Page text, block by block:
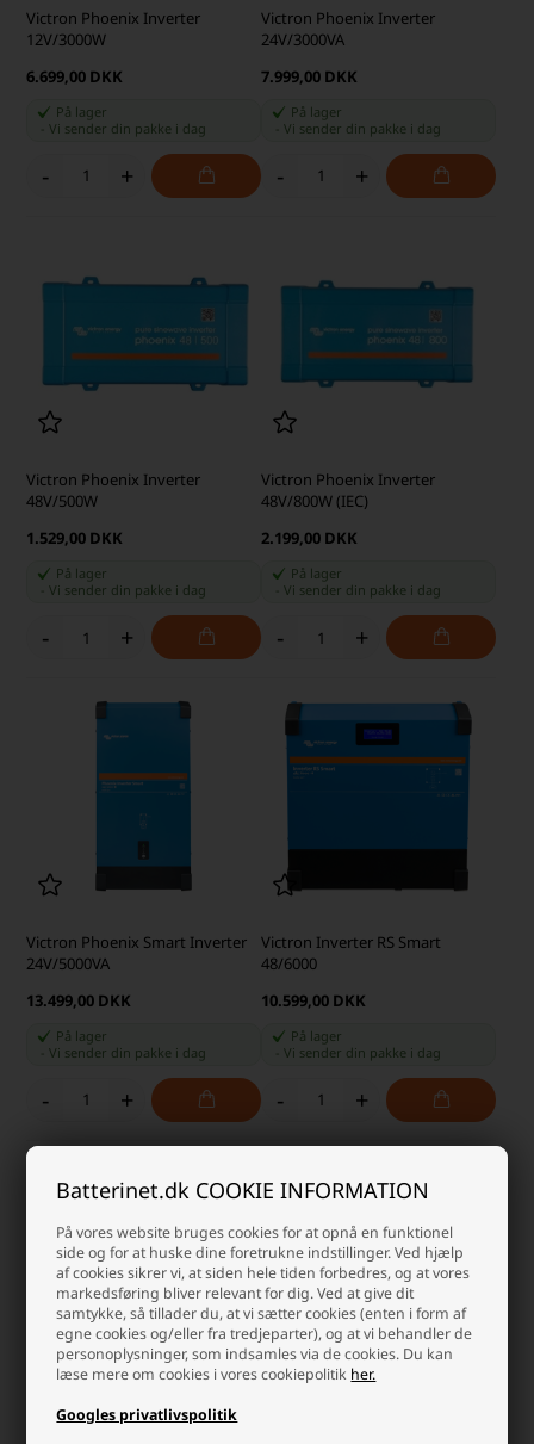
Batterinet.dk COOKIE INFORMATION
På vores website bruges cookies for at opnå en funktionel
side og for at huske dine foretrukne indstillinger. Ved hjælp
af cookies sikrer vi, at siden hele tiden forbedres, og at vores
markedsføring bliver relevant for dig. Ved at give dit
samtykke, så tillader du, at vi sætter cookies (enten i form af
egne cookies og/eller fra tredjeparter), og at vi behandler de
personoplysninger, som indsamles via de cookies. Du kan
læse mere om cookies i vores cookiepolitik her.
Googles privatlivspolitik
Victron Phoenix Inverter
12V/3000W
6.699,00 DKK
På lager
-Vi sender din pakke i dag
- +
Victron Phoenix Inverter
24V/3000VA
7.999,00 DKK
På lager
Vi sender din pakke i dag
- +
Victron Phoenix Inverter
48V/500W
1.529,00 DKK
På lager
-Vi sender din pakke i dag
- +
Victron Phoenix Inverter
48V/800W (IEC)
2.199,00 DKK
På lager
Vi sender din pakke i dag
- +
Victron Phoenix Smart Inverter
24V/5000VA
13.499,00 DKK
På lager
-Vi sender din pakke i dag
- +
Victron Inverter RS Smart
48/6000
10.599,00 DKK
På lager
Vi sender din pakke i dag
- +
Victron Phoenix Inverter
24V/5000VA